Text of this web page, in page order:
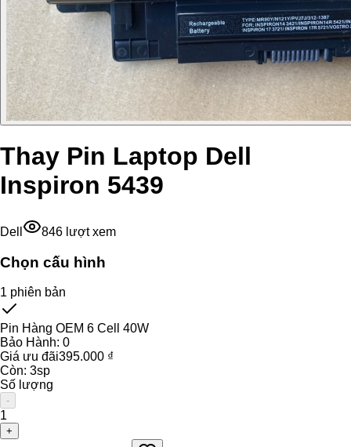
Thay Pin Laptop Dell
Inspiron 5439
Dell 846 lượt xem
Chọn cấu hình
1 phiên bản
Pin Hàng OEM 6 Cell 40W
Bảo Hành: 0
Giá ưu đãi395.000 ₫
Còn: 3sp
Số lượng
-
1
+